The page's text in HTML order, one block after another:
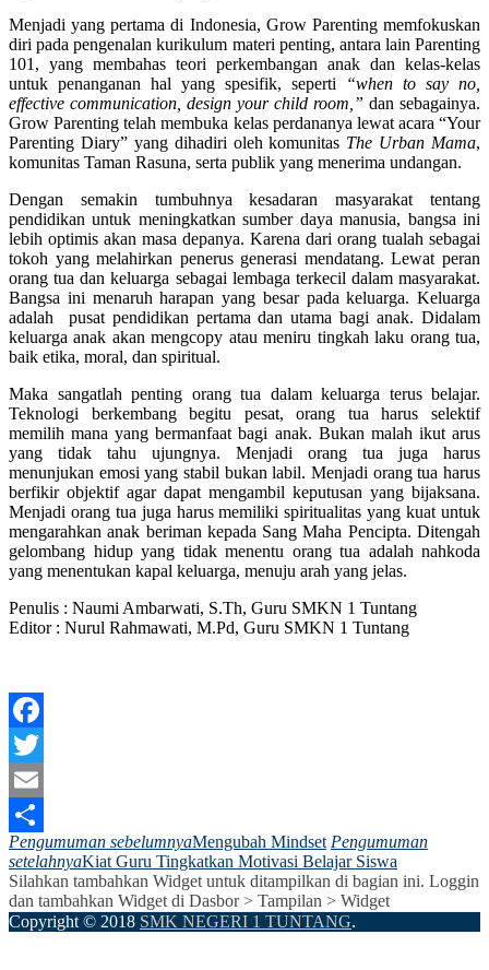
Menjadi yang pertama di Indonesia, Grow Parenting memfokuskan
diri pada pengenalan kurikulum materi penting, antara lain Parenting
101, yang membahas teori perkembangan anak dan kelas-kelas
untuk penanganan hal yang spesifik, seperti
“when to say no,
effective communication, design your child room,” dan sebagainya.
Grow Parenting telah membuka kelas perdananya lewat acara “Your
Parenting Diary” yang dihadiri oleh komunitas The Urban Mama,
komunitas Taman Rasuna, serta publik yang menerima undangan.
Dengan semakin tumbuhnya kesadaran masyarakat tentang
pendidikan untuk meningkatkan sumber daya manusia, bangsa ini
lebih optimis akan masa depanya. Karena dari orang tualah sebagai
tokoh yang melahirkan penerus generasi mendatang. Lewat peran
orang tua dan keluarga sebagai lembaga terkecil dalam masyarakat.
Bangsa ini menaruh harapan yang besar pada keluarga. Keluarga
adalah pusat pendidikan pertama dan utama bagi anak. Didalam
keluarga anak akan mengcopy atau meniru tingkah laku orang tua,
baik etika, moral, dan spiritual.
Maka sangatlah penting orang tua dalam keluarga terus belajar.
Teknologi berkembang begitu pesat, orang tua harus selektif
memilih mana yang bermanfaat bagi anak. Bukan malah ikut arus
yang tidak tahu ujungnya. Menjadi orang tua juga harus
menunjukan emosi yang stabil bukan labil. Menjadi orang tua harus
berfikir objektif agar dapat mengambil keputusan yang bijaksana.
Menjadi orang tua juga harus memiliki spiritualitas yang kuat untuk
mengarahkan anak beriman kepada Sang Maha Pencipta. Ditengah
gelombang hidup yang tidak menentu orang tua adalah nahkoda
yang menentukan kapal keluarga, menuju arah yang jelas.
Penulis : Naumi Ambarwati, S.Th, Guru SMKN 1 Tuntang
Editor : Nurul Rahmawati, M.Pd, Guru SMKN 1 Tuntang
Facebook
Twitter
Email
Share
Pengumuman sebelumnyaMengubah Mindset Pengumuman
setelahnyaKiat Guru Tingkatkan Motivasi Belajar Siswa
Silahkan tambahkan Widget untuk ditampilkan di bagian ini. Loggin
dan tambahkan Widget di Dasbor > Tampilan > Widget
Copyright © 2018 SMK NEGERI 1 TUNTANG.